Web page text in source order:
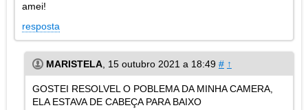
amei!
resposta
MARISTELA 15 outubro 2021 a 18:49 # ↑
GOSTEI RESOLVEL O POBLEMA DA MINHA CAMERA,
ELA ESTAVA DE CABEÇA PARA BAIXO